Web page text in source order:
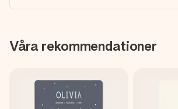
Våra rekommendationer